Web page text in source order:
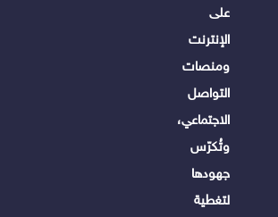
على
الإنترنت
ومنصات
التواصل
الاجتماعي،
وتُكرّس
جهودها
لتغطية